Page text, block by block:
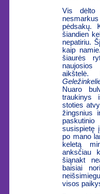
Vis dėlto
pėdsakų.
šiandien
nepatiriu.
kaip
šiaurės
Nuaro
traukinys
stoties
žingsnius
susispietę
po mano
keletą
anksčiau
šiąnakt
baisiai
visos